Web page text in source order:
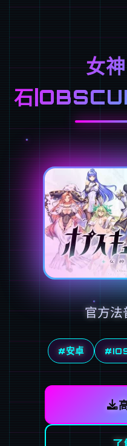
女
石
官方法
#安卓
了